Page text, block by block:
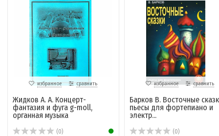
избранное сравнить
Жидков А. А. Концерт-
фантазия и фуга g-moll,
органная музыка
(0)
избранное сравнить
Барков В. Восточные
пьесы для фортепиано и
электр...
(0)